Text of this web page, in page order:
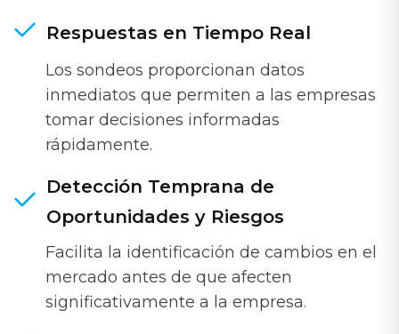
Respuestas en Tiempo Real
Los sondeos proporcionan datos
inmediatos que permiten a las empresas
tomar decisiones informadas
rápidamente.
Detección Temprana de
Oportunidades y Riesgos
Facilita la identificación de cambios en el
mercado antes de que afecten
significativamente a la empresa.